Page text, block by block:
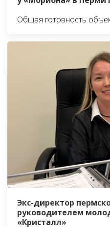
Общая готовность
Экс-директор
руководителем
«Кристалл»